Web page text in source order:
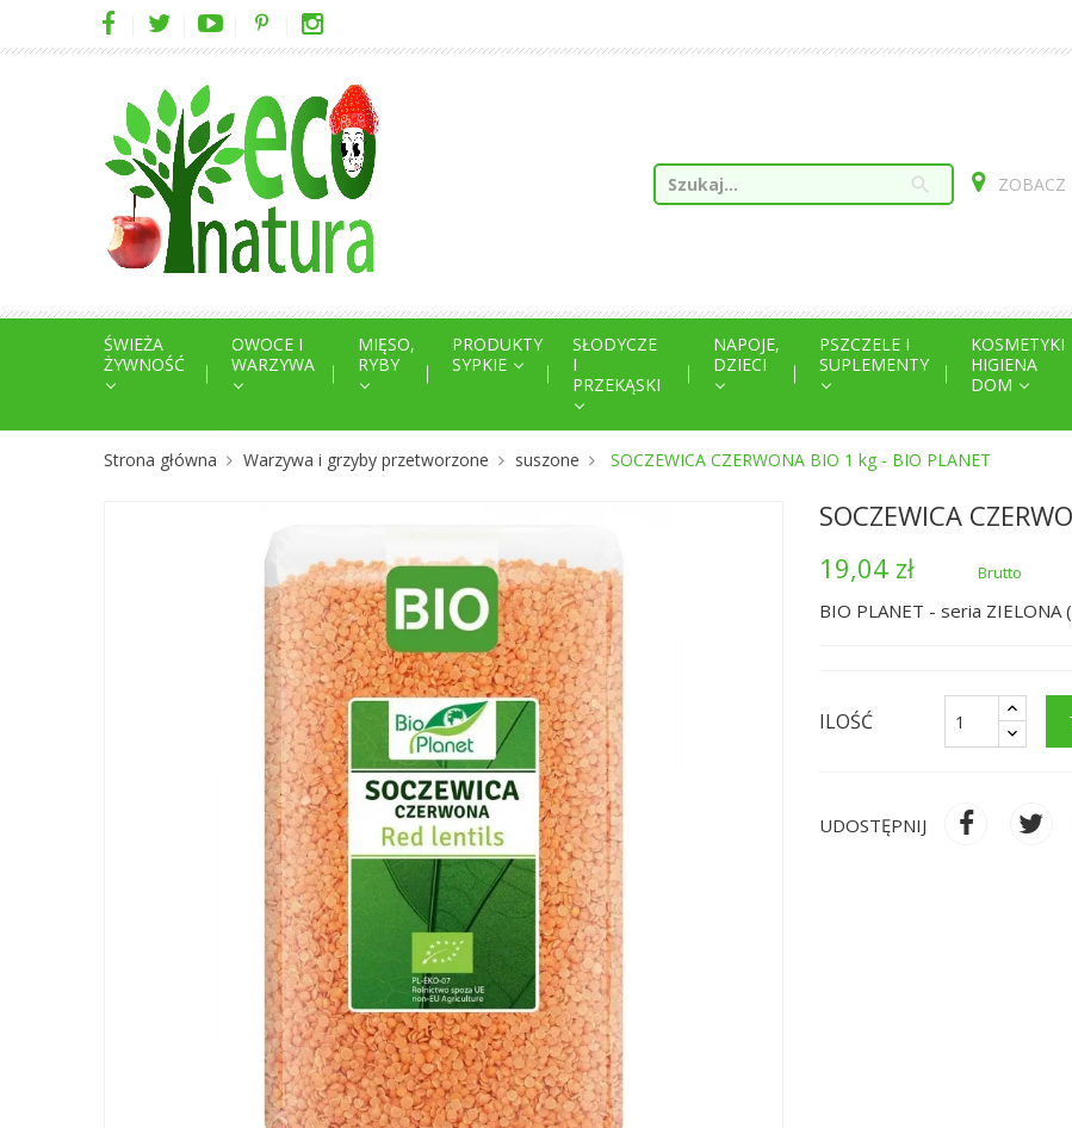
search ZOBACZ
ŚWIEŻA
ŻYWNOŚĆ
OWOCE I
WARZYWA
MIĘSO,
RYBY
PRODUKTY
SYPKIE
SŁODYCZE
I
PRZEKĄSKI
NAPOJE,
DZIECI
PSZCZELE I
SUPLEMENTY
KOSMETYKI
HIGIENA
DOM
Strona główna Warzywa i grzyby przetworzone suszone SOCZEWICA CZERWONA BIO 1 kg - BIO PLANET
SOCZEWICA
19,04 zł
Brutto
BIO PLANET - seria ZIELONA
ILOŚĆ
UDOSTĘPNIJ